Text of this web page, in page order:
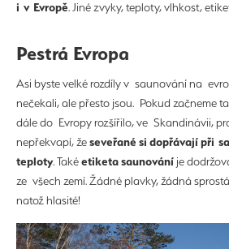
i v Evropě. Jiné zvyky, teploty, vlhkost,
Pestrá Evropa
Asi byste velké rozdíly v saunování na
nečekali, ale přesto jsou. Pokud začneme
dále do Evropy rozšířilo, ve Skandinávii,
nepřekvapí, žeseveřané si dopřávají při
teploty. Takéetiketa saunování je
ze všech zemí. Žádné plavky, žádná
natož hlasité!